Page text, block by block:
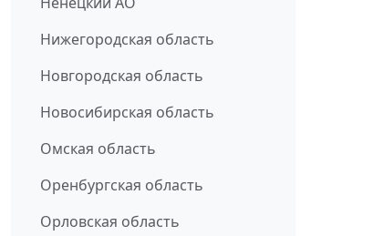
Нижегородская область
Новгородская область
Новосибирская область
Омская область
Оренбургская область
Орловская область